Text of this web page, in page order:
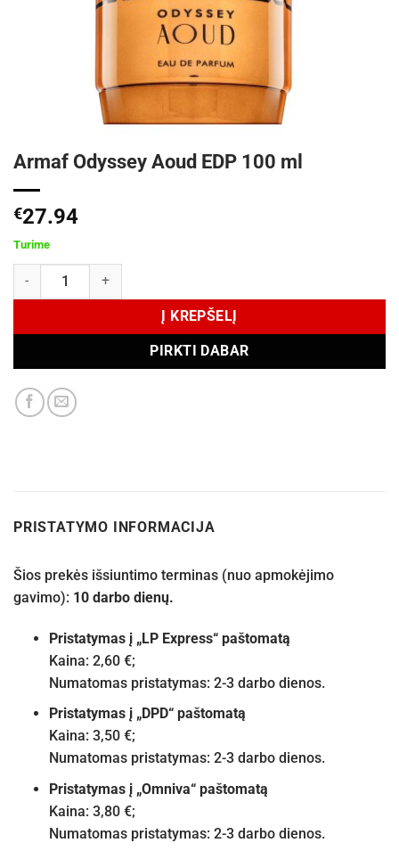
Armaf Odyssey Aoud EDP 100 ml
€27.94
Turime
produkto kiekis: Armaf Odyssey Aoud EDP 100 ml
Į KREPŠELĮ
PIRKTI DABAR
PRISTATYMO INFORMACIJA
Šios prekės išsiuntimo terminas (nuo apmokėjimo
gavimo): 10 darbo dienų.
Pristatymas į „LP Express“ paštomatą
Kaina: 2,60 €;
Numatomas pristatymas: 2-3 darbo dienos.
Pristatymas į „DPD“ paštomatą
Kaina: 3,50 €;
Numatomas pristatymas: 2-3 darbo dienos.
Pristatymas į „Omniva“ paštomatą
Kaina: 3,80 €;
Numatomas pristatymas: 2-3 darbo dienos.